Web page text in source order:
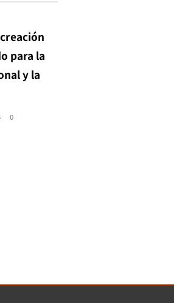
para la
y la
0